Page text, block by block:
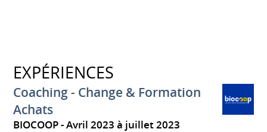
EXPÉRIENCES
Coaching - Change & Formation
Achats
BIOCOOP Avril 2023 à juillet 2023